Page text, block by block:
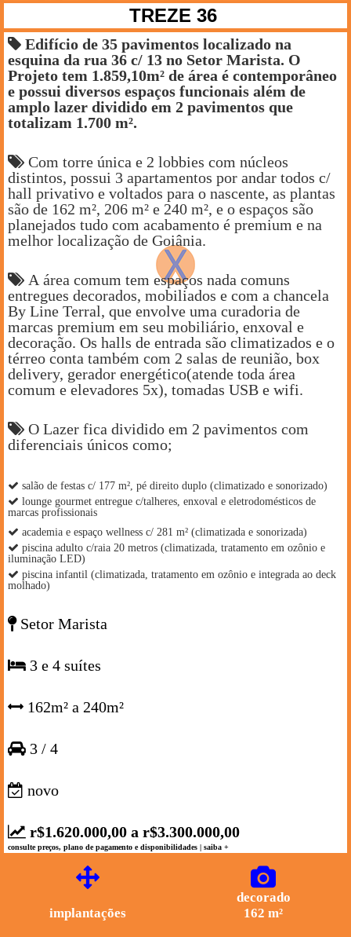
TREZE 36
Edifício de 35 pavimentos localizado na
esquina da rua 36 c/ 13 no Setor Marista. O
Projeto tem 1.859,10m² de área é contemporâneo
e possui diversos espaços funcionais além de
amplo lazer dividido em 2 pavimentos que
totalizam 1.700 m².
Com torre única e 2 lobbies com núcleos
distintos, possui 3 apartamentos por andar todos c/
hall privativo e voltados para o nascente, as plantas
são de 162 m², 206 m² e 240 m², e o espaços são
planejados tudo com acabamento é premium e na
melhor localização de Goiânia.
A área comum tem espaços nada comuns
entregues decorados, mobiliados e com a chancela
By Line Terral, que envolve uma curadoria de
marcas premium em seu mobiliário, enxoval e
decoração. Os halls de entrada são climatizados e o
térreo conta também com 2 salas de reunião, box
delivery, gerador energético(atende toda área
comum e elevadores 5x), tomadas USB e wifi.
O Lazer fica dividido em 2 pavimentos com
diferenciais únicos como;
salão de festas c/ 177 m², pé direito duplo (climatizado e sonorizado)
lounge gourmet entregue c/talheres, enxoval e eletrodomésticos de
marcas profissionais
academia e espaço wellness c/ 281 m² (climatizada e sonorizada)
piscina adulto c/raia 20 metros (climatizada, tratamento em ozônio e
iluminação LED)
piscina infantil (climatizada, tratamento em ozônio e integrada ao deck
molhado)
Setor Marista
3 e 4 suítes
162m² a 240m²
3 / 4
novo
r$1.620.000,00 a r$3.300.000,00
consulte preços, plano de pagamento e disponibilidades | saiba +
implantações
decorado
162 m²